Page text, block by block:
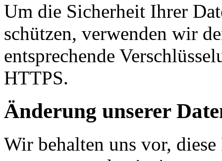
Um die Sicherheit Ihrer
schützen, verwenden wir
entsprechende
HTTPS.
Änderung unserer
Wir behalten uns vor,